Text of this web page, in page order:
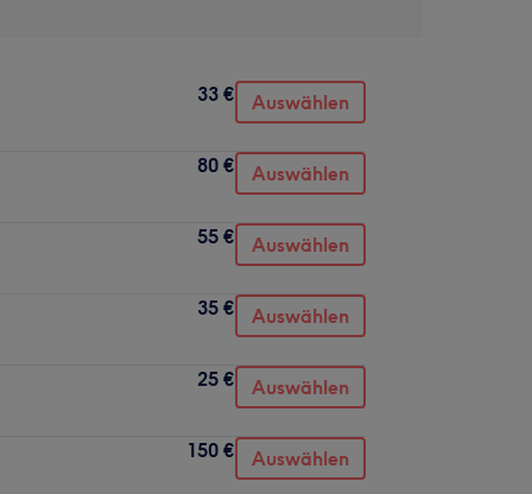
33 € Auswählen
80 € Auswählen
55 € Auswählen
35 € Auswählen
25 € Auswählen
150 € Auswählen